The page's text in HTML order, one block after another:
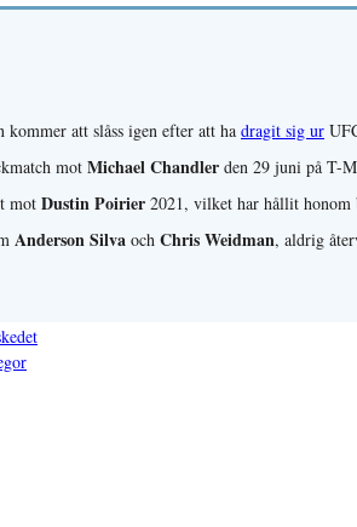
kommer att slåss igen efter att ha dragit sig ur
mot Michael Chandler den 29 juni på T-
mot Dustin Poirier 2021, vilket har hållit
Anderson Silva och Chris Weidman, aldrig